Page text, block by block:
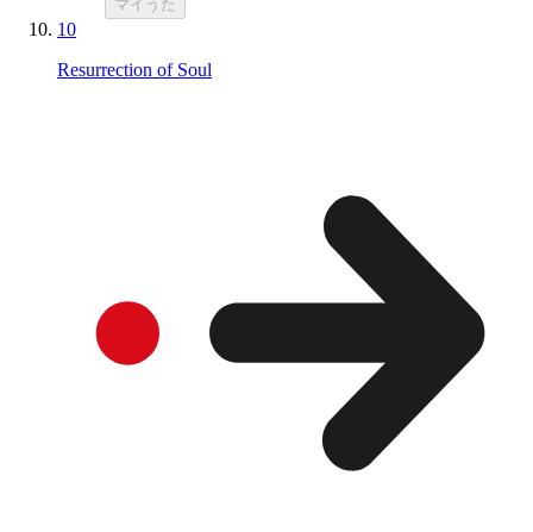
マイうた
10
Resurrection of Soul